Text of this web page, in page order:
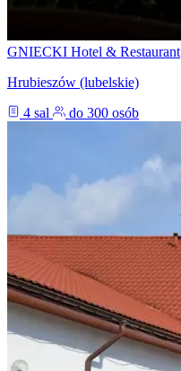
GNIECKI Hotel & Restaurant
Hrubieszów (lubelskie)
4 sal
do 300 osób